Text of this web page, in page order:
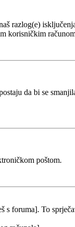
razlog(e)
korisničkim
da bi se
poštom.
s foruma]. To